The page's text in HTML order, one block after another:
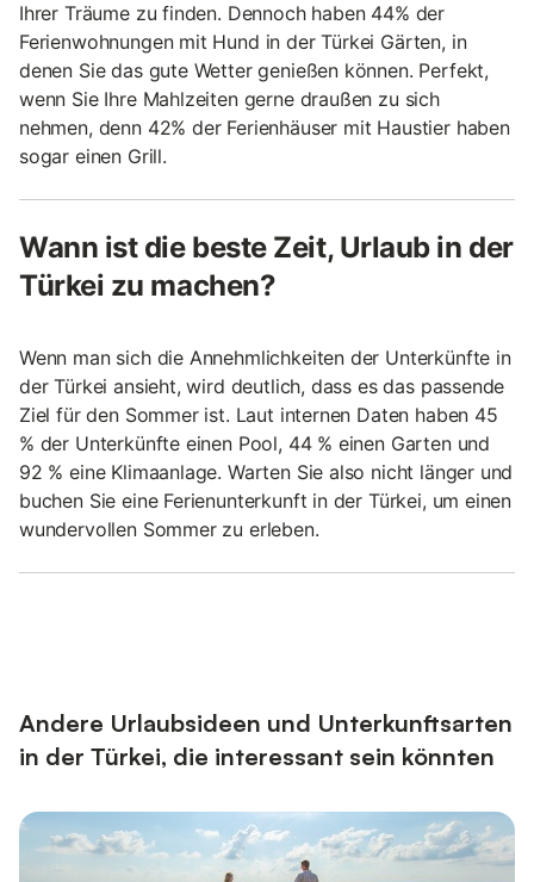
Ihrer Träume zu finden. Dennoch haben 44% der
Ferienwohnungen mit Hund in der Türkei Gärten, in
denen Sie das gute Wetter genießen können. Perfekt,
wenn Sie Ihre Mahlzeiten gerne draußen zu sich
nehmen, denn 42% der Ferienhäuser mit Haustier haben
sogar einen Grill.
Wann ist die beste Zeit, Urlaub in der
Türkei zu machen?
Wenn man sich die Annehmlichkeiten der Unterkünfte in
der Türkei ansieht, wird deutlich, dass es das passende
Ziel für den Sommer ist. Laut internen Daten haben 45
% der Unterkünfte einen Pool, 44 % einen Garten und
92 % eine Klimaanlage. Warten Sie also nicht länger und
buchen Sie eine Ferienunterkunft in der Türkei, um einen
wundervollen Sommer zu erleben.
Andere Urlaubsideen und Unterkunftsarten
in der Türkei, die interessant sein könnten